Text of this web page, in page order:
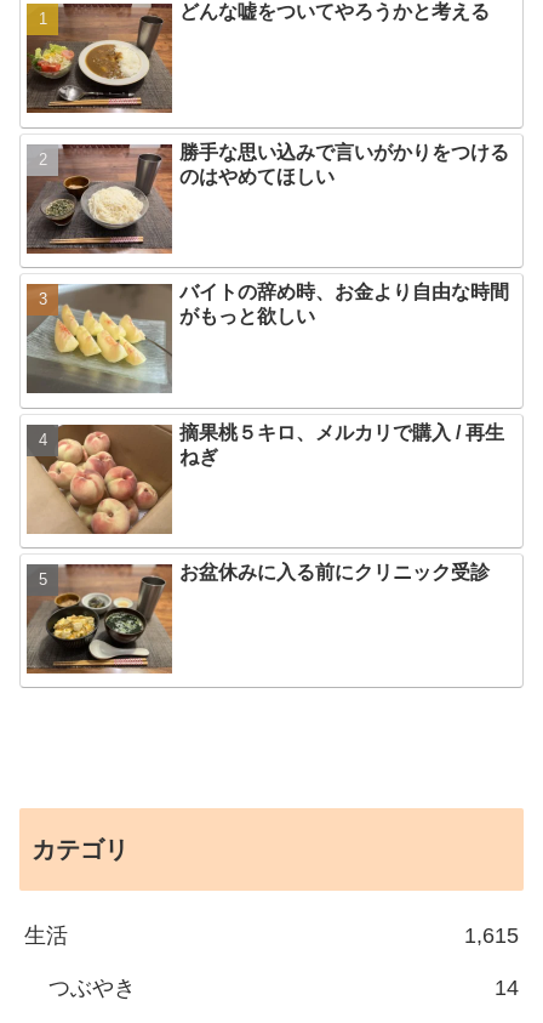
どんな嘘をついてやろうかと考える
勝手な思い込みで言いがかりをつける
のはやめてほしい
バイトの辞め時、お金より自由な時間
がもっと欲しい
摘果桃５キロ、メルカリで購入 / 再生
ねぎ
お盆休みに入る前にクリニック受診
カテゴリ
生活 1,615
つぶやき 14